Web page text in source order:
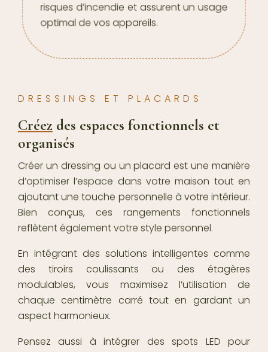
risques d’incendie et assurent un usage
optimal de vos appareils.
DRESSINGS ET PLACARDS
Créez des espaces fonctionnels et
organisés
Créer un dressing ou un placard est une manière
d’optimiser l’espace dans votre maison tout en
ajoutant une touche personnelle à votre intérieur.
Bien conçus, ces rangements fonctionnels
reflètent également votre style personnel.
En intégrant des solutions intelligentes comme
des tiroirs coulissants ou des étagères
modulables, vous maximisez l’utilisation de
chaque centimètre carré tout en gardant un
aspect harmonieux.
Pensez aussi à intégrer des spots LED pour